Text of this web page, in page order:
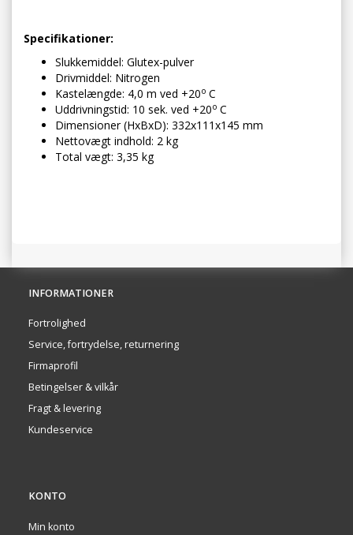
Specifikationer:
Slukkemiddel: Glutex-pulver
Drivmiddel: Nitrogen
Kastelængde: 4,0 m ved +20o C
Uddrivningstid: 10 sek. ved +20o C
Dimensioner (HxBxD): 332x111x145 mm
Nettovægt indhold: 2 kg
Total vægt: 3,35 kg
INFORMATIONER
Fortrolighed
Service, fortrydelse, returnering
Firmaprofil
Betingelser & vilkår
Fragt & levering
Kundeservice
KONTO
Min konto